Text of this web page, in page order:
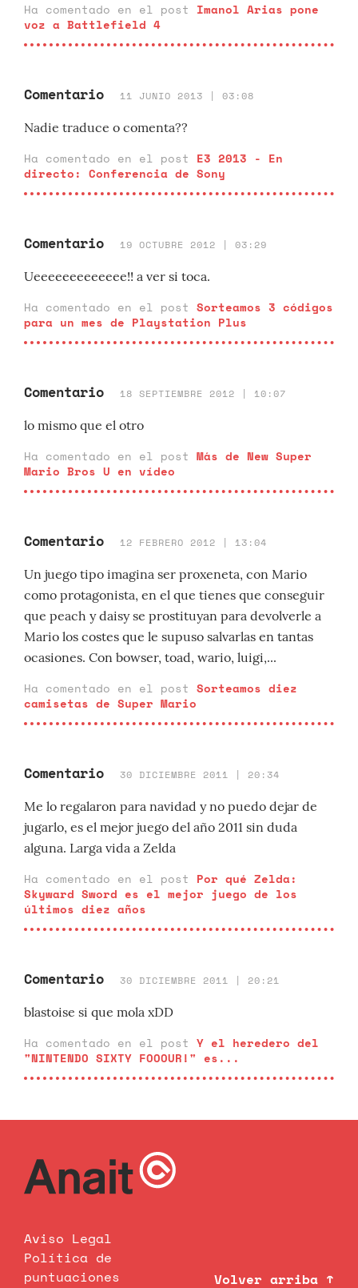
Ha comentado en el post Imanol Arias pone
voz a Battlefield 4
Comentario 11 JUNIO 2013 | 03:08
Nadie traduce o comenta??
Ha comentado en el post E3 2013 - En
directo: Conferencia de Sony
Comentario 19 OCTUBRE 2012 | 03:29
Ueeeeeeeeeeeee!! a ver si toca.
Ha comentado en el post Sorteamos 3 códigos
para un mes de Playstation Plus
Comentario 18 SEPTIEMBRE 2012 | 10:07
lo mismo que el otro
Ha comentado en el post Más de New Super
Mario Bros U en vídeo
Comentario 12 FEBRERO 2012 | 13:04
Un juego tipo imagina ser proxeneta, con Mario
como protagonista, en el que tienes que conseguir
que peach y daisy se prostituyan para devolverle a
Mario los costes que le supuso salvarlas en tantas
ocasiones. Con bowser, toad, wario, luigi,...
Ha comentado en el post Sorteamos diez
camisetas de Super Mario
Comentario 30 DICIEMBRE 2011 | 20:34
Me lo regalaron para navidad y no puedo dejar de
jugarlo, es el mejor juego del año 2011 sin duda
alguna. Larga vida a Zelda
Ha comentado en el post Por qué Zelda:
Skyward Sword es el mejor juego de los
últimos diez años
Comentario 30 DICIEMBRE 2011 | 20:21
blastoise si que mola xDD
Ha comentado en el post Y el heredero del
"NINTENDO SIXTY FOOOUR!" es...
Aviso Legal
Política de
puntuaciones
Volver arriba ↑